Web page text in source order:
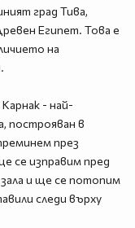
град Тива,
Египет. Това е
на
- най-
построяван в
през
се изправим пред
и ще се потопим
следи върху